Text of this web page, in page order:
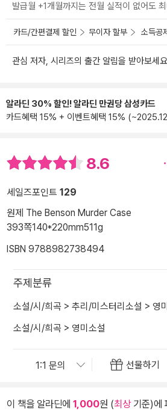
발급월 +1개월까지는 전월 실적이 없어도
카드/간편결제 할인 무이자 할부 소득공
관심 저자, 시리즈의 출간 알림을 받아보세요
알라딘 30% 할인! 알라딘 만권당 삼성카드
카드혜택 15% + 이벤트혜택 15%
8.6
세일즈포인트 129
원제 The Benson Murder Case
393쪽140*220mm511g
ISBN 9788982738494
주제분류
소설/시/희곡 > 추리/미스터리소설 > 영
소설/시/희곡 > 영미소설
선물하기
이 책을 알라딘에 1,000원 (최상기준)에